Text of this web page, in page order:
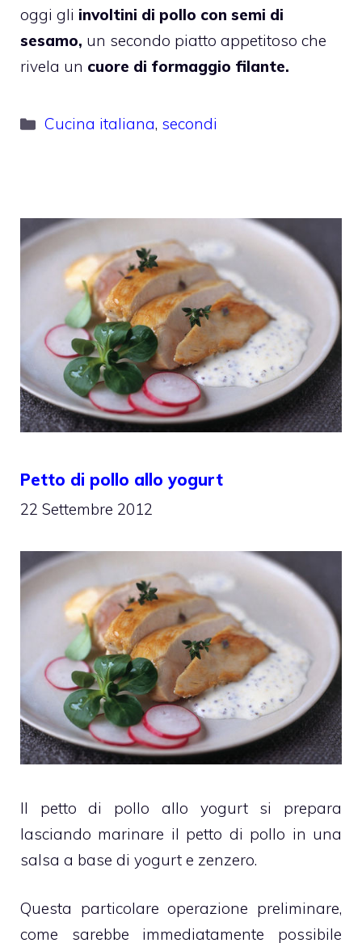
oggi gli involtini di pollo con semi di
sesamo, un secondo piatto appetitoso che
rivela un cuore di formaggio filante.
Categorie
Cucina italiana, secondi
Petto di pollo allo yogurt
22 Settembre 2012
Il petto di pollo allo yogurt si prepara
lasciando marinare il petto di pollo in una
salsa a base di yogurt e zenzero.
Questa particolare operazione preliminare,
come sarebbe immediatamente possibile